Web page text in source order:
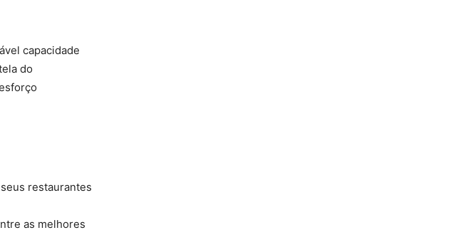
capacidade
do
restaurantes
as melhores